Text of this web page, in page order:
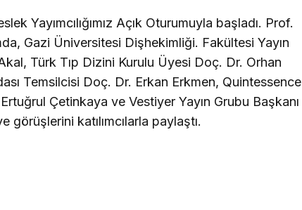
Yayımcılığımız Açık Oturumuyla başladı. Prof.
Gazi Üniversitesi Dişhekimliği. Fakültesi Yayın
Türk Tıp Dizini Kurulu Üyesi Doç. Dr. Orhan
Temsilcisi Doç. Dr. Erkan Erkmen, Quintessence
Çetinkaya ve Vestiyer Yayın Grubu Başkanı
katılımcılarla paylaştı.